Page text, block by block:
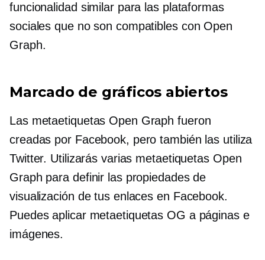
funcionalidad similar para las plataformas
sociales que no son compatibles con Open
Graph.
Marcado de gráficos abiertos
Las metaetiquetas Open Graph fueron
creadas por Facebook, pero también las utiliza
Twitter. Utilizarás varias metaetiquetas Open
Graph para definir las propiedades de
visualización de tus enlaces en Facebook.
Puedes aplicar metaetiquetas OG a páginas e
imágenes.